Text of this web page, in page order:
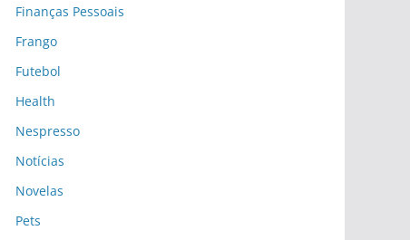
Finanças Pessoais
Frango
Futebol
Health
Nespresso
Notícias
Novelas
Pets